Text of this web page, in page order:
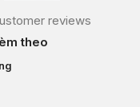
reviews
theo